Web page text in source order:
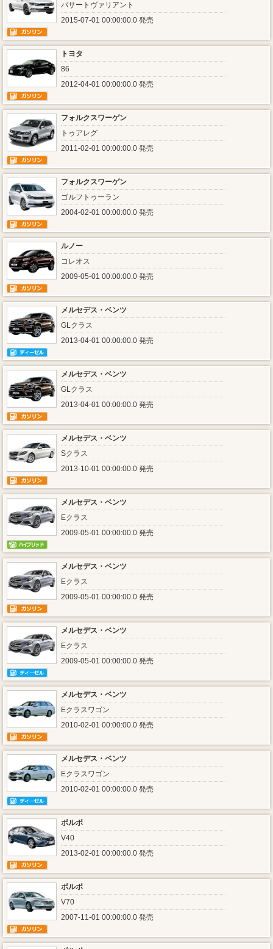
パサートヴァリアント
2015-07-01 00:00:00.0 発売
トヨタ
86
2012-04-01 00:00:00.0 発売
フォルクスワーゲン
トゥアレグ
2011-02-01 00:00:00.0 発売
フォルクスワーゲン
ゴルフトゥーラン
2004-02-01 00:00:00.0 発売
ルノー
コレオス
2009-05-01 00:00:00.0 発売
メルセデス・ベンツ
GLクラス
2013-04-01 00:00:00.0 発売
メルセデス・ベンツ
GLクラス
2013-04-01 00:00:00.0 発売
メルセデス・ベンツ
Sクラス
2013-10-01 00:00:00.0 発売
メルセデス・ベンツ
Eクラス
2009-05-01 00:00:00.0 発売
メルセデス・ベンツ
Eクラス
2009-05-01 00:00:00.0 発売
メルセデス・ベンツ
Eクラス
2009-05-01 00:00:00.0 発売
メルセデス・ベンツ
Eクラスワゴン
2010-02-01 00:00:00.0 発売
メルセデス・ベンツ
Eクラスワゴン
2010-02-01 00:00:00.0 発売
ボルボ
V40
2013-02-01 00:00:00.0 発売
ボルボ
V70
2007-11-01 00:00:00.0 発売